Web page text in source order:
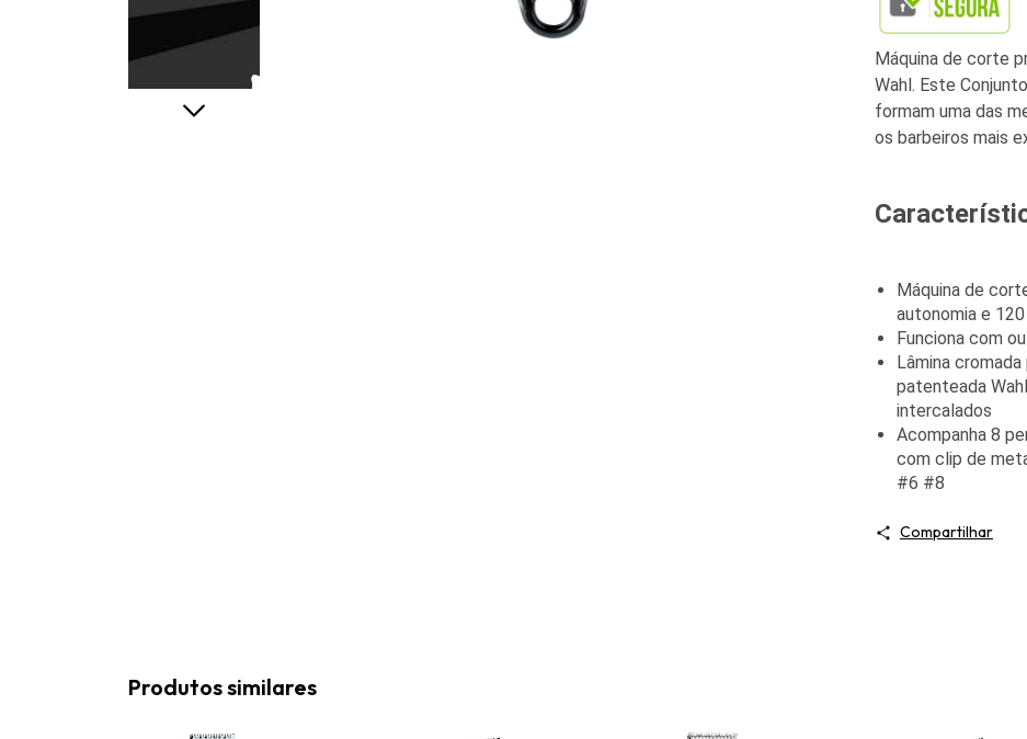
Máquina de corte
Wahl. Este
formam uma das
os barbeiros mais
Máquina de
autonomia e
Funciona com
Lâmina
patenteada
intercalados
Acompanha 8
com clip de
#6 #8
Compartilhar
Produtos similares